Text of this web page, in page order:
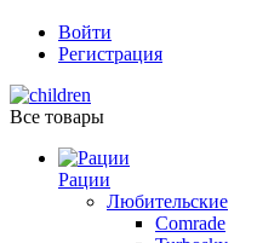
Войти
Регистрация
Все товары
Рации
Любительские
Comrade